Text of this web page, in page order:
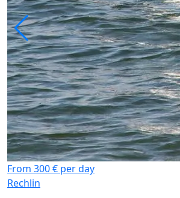
From 300 € per day
Rechlin